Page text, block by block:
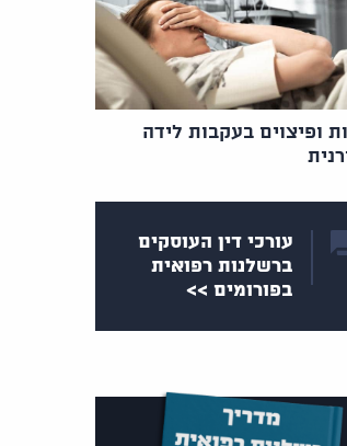
ופיצוים בעקבות לידה
עורכי דין העוסקים
ברשלנות רפואית
בפורומים >>